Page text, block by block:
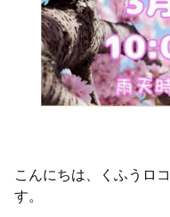
こんにちは、くふうロ
す。